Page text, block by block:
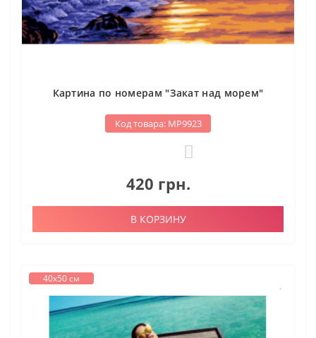
Картина по номерам "Закат над морем"
Код товара: МР9923
420 грн.
В КОРЗИНУ
40х50 см